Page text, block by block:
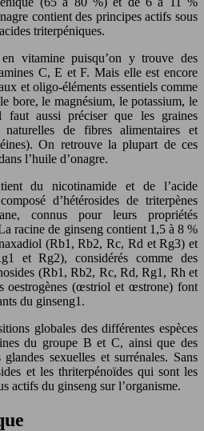
contient des principes actifs sous
triterpéniques.
vitamine puisqu’on y trouve des
C, E et F. Mais elle est encore
et oligo-éléments essentiels comme
bore, le magnésium, le potassium, le
aussi préciser que les graines
naturelles de fibres alimentaires et
On retrouve la plupart de ces
l’huile d’onagre.
du nicotinamide et de l’acide
d’hétérosides de triterpènes
connus pour leurs propriétés
racine de ginseng contient 1,5 à 8 %
(Rb1, Rb2, Rc, Rd et Rg3) et
et Rg2), considérés comme des
(Rb1, Rb2, Rc, Rd, Rg1, Rh et
oestrogènes (œstriol et œstrone) font
du ginseng1.
globales des différentes espèces
du groupe B et C, ainsi que des
sexuelles et surrénales. Sans
et les thriterpénoïdes qui sont les
actifs du ginseng sur l’organisme.